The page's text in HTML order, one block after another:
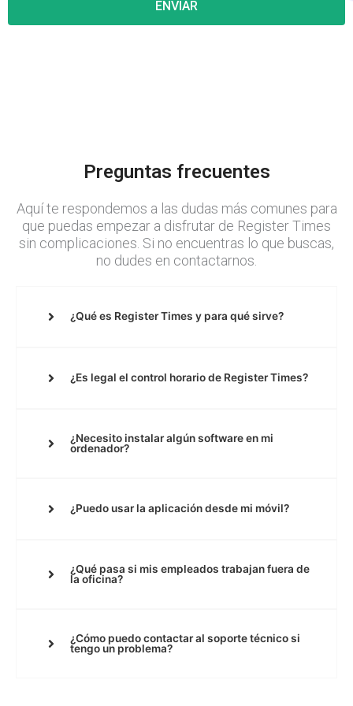
l
ENVIAR
Preguntas frecuentes
Aquí te respondemos a las dudas más comunes para
que puedas empezar a disfrutar de Register Times
sin complicaciones. Si no encuentras lo que buscas,
no dudes en contactarnos.
¿Qué es Register Times y para qué sirve?
¿Es legal el control horario de Register Times?
¿Necesito instalar algún software en mi
ordenador?
¿Puedo usar la aplicación desde mi móvil?
¿Qué pasa si mis empleados trabajan fuera de
la oficina?
¿Cómo puedo contactar al soporte técnico si
tengo un problema?